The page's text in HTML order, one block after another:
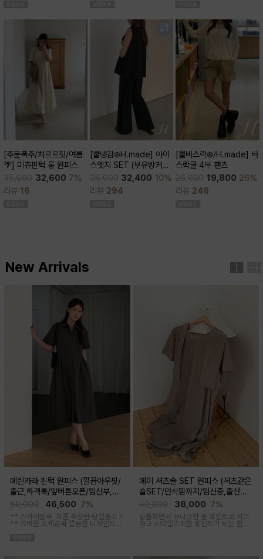
[주문폭주/차르르핏/여름
🌴] 미쥬핀턱 롱 원피스
32,600 7%
리뷰 16
[쿨냉감❄️H.made] 아이
스엣지 SET (부유방커버/
쿨세트/코디활용굿/출근
룩,데일리룩)
32,400 10%
리뷰 294
[쿨바스락❄️/H.made] 바
스락쿨 4부 팬츠
19,800 26%
리뷰 248
New Arrivals
메린카라 핀턱 원피스 (깔끔아우핏/
출근,하객룩/앞버튼오픈/임산부,출
산후 착용가능)46,500 7%
** 스카이블루, 챠콜 색상만 당일출고 !!
** 가벼운 소재감과 깔끔한 디자인으로
메이 셔츠숄 SET 원피스 (셔츠같은
숄SET/만삭맘까지/임신중,출산후
38,000 7%
심플하면서 유니크한 숄 포인트로 시크
하고 스타일리쉬한 포인트가 되는 원피